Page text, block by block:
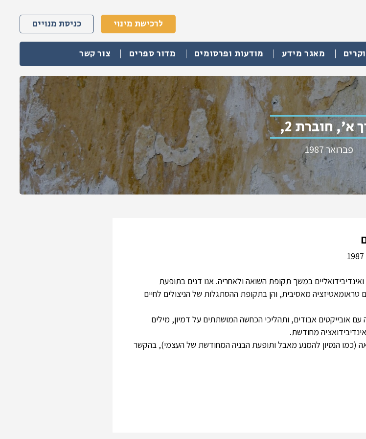
לרכישת מינוי כניסת מנויים
מאגר מידע מודעות ופרסומים מדור ספרים
צור קשר
א', חוברת 2,
פברואר 1987
1987
במשך תקופת השואה ולאחריה. אנו דנים בתופעת
מאסיבית, והן בתקופת ההסתגלות של הניצולים לחיים
עם אובייקטים אבודים, ותהליכי הכחשה המושתתים על דמיון, מילים
מחודשת.
(כמו הנסיון להמנע מאבל ותופעת הבניה המחודשת של העצמי), בהקשר